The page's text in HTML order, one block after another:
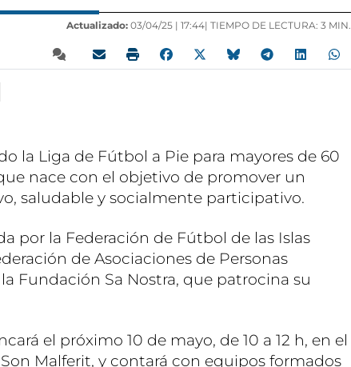
Actualizado: 03/04/25 | 17:44| TIEMPO DE LECTURA: 3 MIN.
la Liga de Fútbol a Pie para mayores de 60
nace con el objetivo de promover un
saludable y socialmente participativo.
por la Federación de Fútbol de las Islas
de Asociaciones de Personas
Fundación Sa Nostra, que patrocina su
el próximo 10 de mayo, de 10 a 12 h, en el
Malferit, y contará con equipos formados